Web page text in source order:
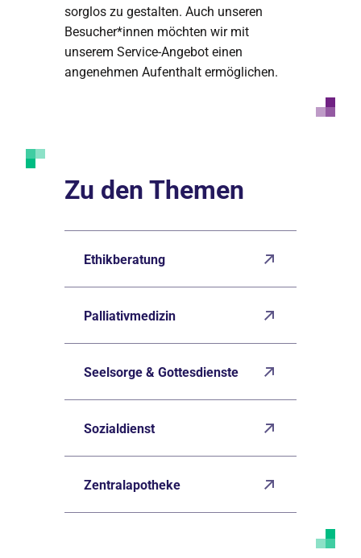
sorglos zu gestalten. Auch unseren
Besucher*innen möchten wir mit
unserem Service-Angebot einen
angenehmen Aufenthalt ermöglichen.
Zu den Themen
Ethikberatung
Palliativmedizin
Seelsorge & Gottesdienste
Sozialdienst
Zentralapotheke